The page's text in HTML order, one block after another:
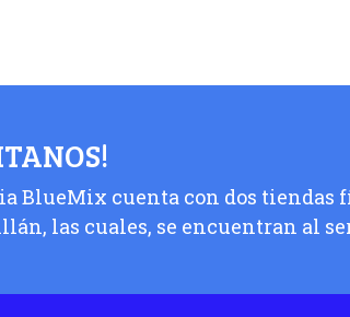
BlueMix cuenta con dos tiendas
las cuales, se encuentran al